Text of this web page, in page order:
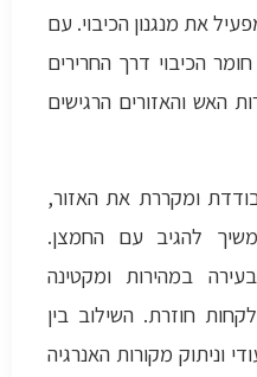
את מנגנון הכיבוי. עם
הכיבוי דרך החרירים
האש והאזורים הרגישים
ומקררת את האזור,
להגיב עם החמצן.
במהירות ומקטינה
חוזרת. השילוב בין
וניתוק מקורות האנרגיה